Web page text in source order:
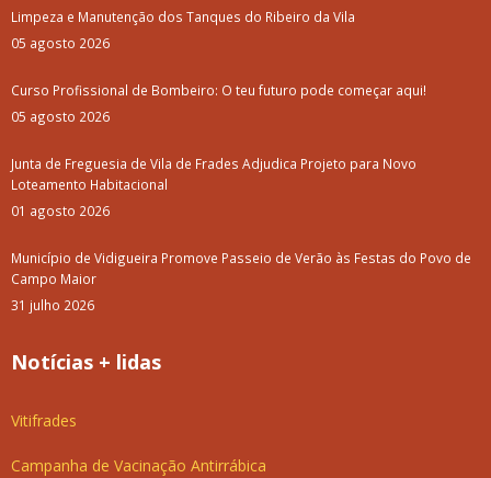
Limpeza e Manutenção dos Tanques do Ribeiro da Vila
05 agosto 2026
Curso Profissional de Bombeiro: O teu futuro pode começar aqui!
05 agosto 2026
Junta de Freguesia de Vila de Frades Adjudica Projeto para Novo
Loteamento Habitacional
01 agosto 2026
Município de Vidigueira Promove Passeio de Verão às Festas do Povo de
Campo Maior
31 julho 2026
Notícias + lidas
Vitifrades
Campanha de Vacinação Antirrábica